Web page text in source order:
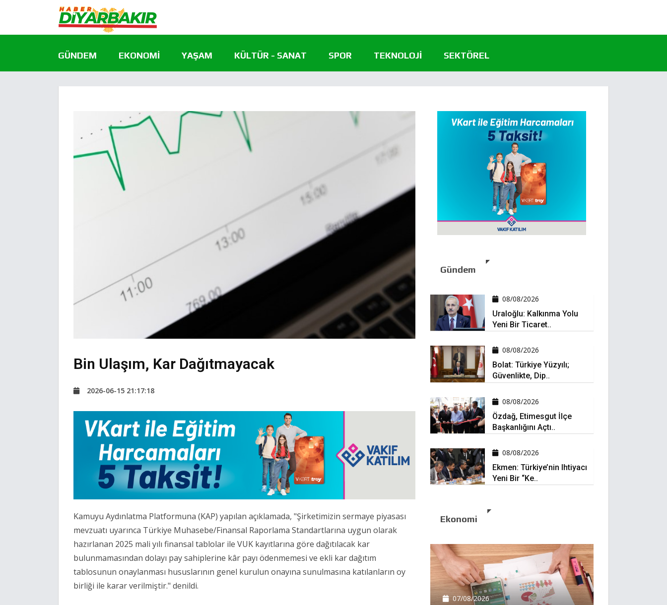
GÜNDEM EKONOMI YAŞAM KÜLTÜR - SANAT SPOR TEKNOLOJI SEKTÖREL
Bin Ulaşım, Kar Dağıtmayacak
2026-06-15 21:17:18
Kamuyu Aydınlatma Platformuna (KAP) yapılan açıklamada, "Şirketimizin sermaye piyasası
mevzuatı uyarınca Türkiye Muhasebe/Finansal Raporlama Standartlarına uygun olarak
hazırlanan 2025 mali yılı finansal tablolar ile VUK kayıtlarına göre dağıtılacak kar
bulunmamasından dolayı pay sahiplerine kâr payı ödenmemesi ve ekli kar dağıtım
tablosunun onaylanması hususlarının genel kurulun onayına sunulmasına katılanların oy
birliği ile karar verilmiştir." denildi.
Gündem
08/08/2026
Uraloğlu: Kalkınma Yolu
Yeni Bir Ticaret..
08/08/2026
Bolat: Türkiye Yüzyılı;
Güvenlikte, Dip..
08/08/2026
Özdağ, Etimesgut İlçe
Başkanlığını Açtı..
08/08/2026
Ekmen: Türkiye’nin Ihtiyacı
Yeni Bir “ke..
Ekonomi
07/08/2026